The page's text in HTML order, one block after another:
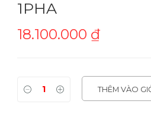
1PHA
18.100.000 ₫
THÊM VÀO